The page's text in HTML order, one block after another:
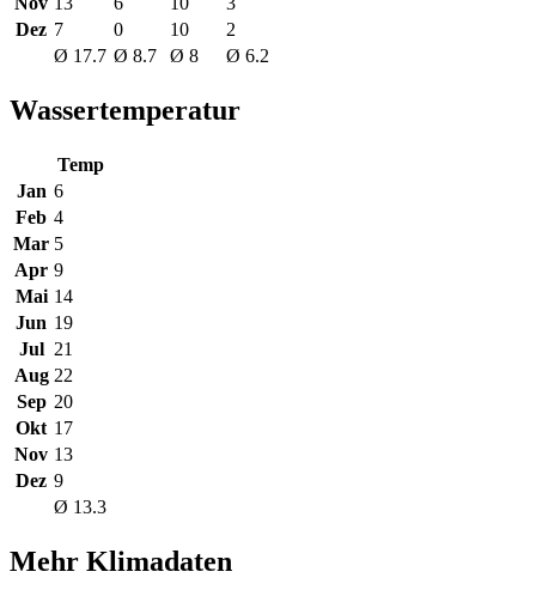
Dez 7 0 10
2
Ø 17.7 Ø 8.7 Ø 8 Ø 6.2
Wassertemperatur
Temp
Jan 6
Feb 4
Mar 5
Apr 9
Mai 14
Jun 19
Jul 21
Aug 22
Sep 20
Okt 17
Nov 13
Dez 9
Ø 13.3
Mehr Klimadaten